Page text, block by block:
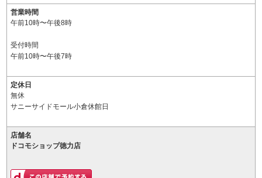
営業時間
午前10時〜午後8時
受付時間
午前10時〜午後7時
定休日
無休
サニーサイドモール小倉休館日
店舗名
ドコモショップ徳力店